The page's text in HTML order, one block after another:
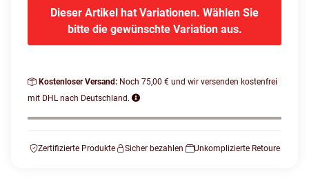
Dieser Artikel hat Variationen. Wählen Sie
bitte die gewünschte Variation aus.
Kostenloser Versand: Noch 75,00 € und wir versenden kostenfrei
mit DHL nach Deutschland.
Zertifizierte Produkte Sicher bezahlen Unkomplizierte Retoure